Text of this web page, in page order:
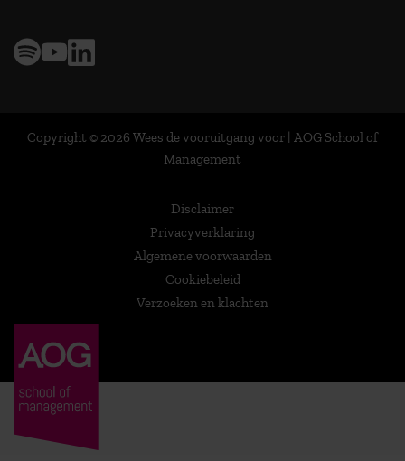
Copyright © 2026 Wees de vooruitgang voor | AOG School of
Management
Disclaimer
Privacyverklaring
Algemene voorwaarden
Cookiebeleid
Verzoeken en klachten